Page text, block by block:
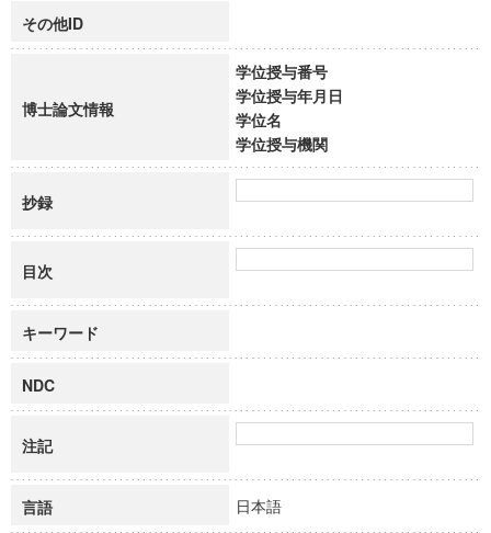
その他ID
博士論文情報
学位授与番号
学位授与年月日
学位名
学位授与機関
抄録
目次
キーワード
NDC
注記
言語 日本語